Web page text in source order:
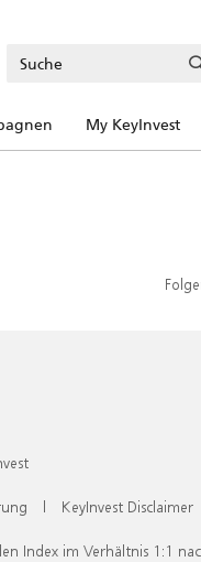
My KeyInvest
| KeyInvest Disclaimer
Index im Verhältnis 1:1